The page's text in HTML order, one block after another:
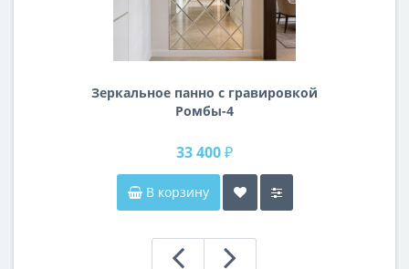
Зеркальное панно с гравировкой
Ромбы-4
33 400 ₽
В корзину